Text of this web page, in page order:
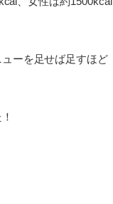
ーを足せば足すほど